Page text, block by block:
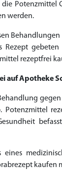
Potenzmittel
werden.
Rezept
rezeptfrei
auf Apotheke
Potenzmittel
eines
kaufen
←
←
← ←
←
← ←
←
←
← ←
←
←
←
←
← ←
←
←
← ←
←